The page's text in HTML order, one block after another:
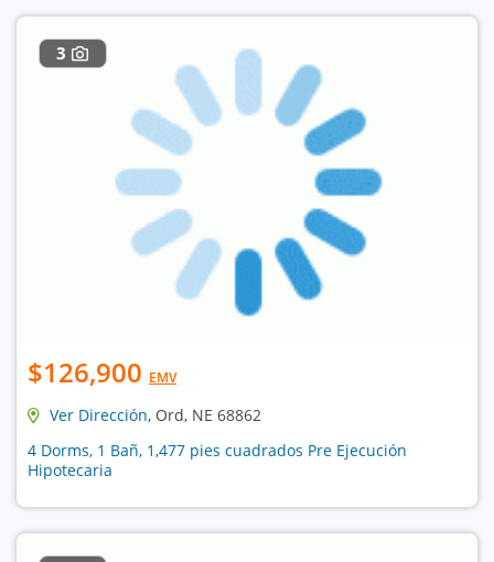
3
$126,900 EMV
Ver Dirección, Ord, NE 68862
4 Dorms, 1 Bañ, 1,477 pies cuadrados Pre Ejecución
Hipotecaria